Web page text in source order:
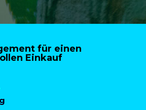
für einen
Einkauf